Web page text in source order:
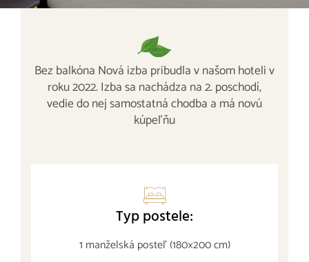
Bez balkóna Nová izba pribudla v našom hoteli v
roku 2022. Izba sa nachádza na 2. poschodí,
vedie do nej samostatná chodba a má novú
kúpeľňu
Typ postele:
1 manželská posteľ (180×200 cm)